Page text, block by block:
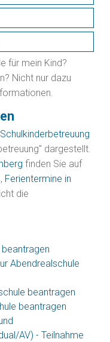
für mein Kind?
Nicht nur dazu
Schulkinderbetreuung
dargestellt.
finden Sie auf
Ferientermine in
die
Abendrealschule
beantragen
beantragen
AV) - Teilnahme